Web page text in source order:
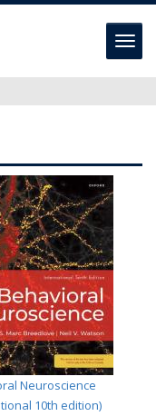
Neuroscience
10th edition)